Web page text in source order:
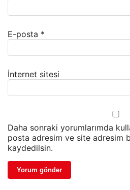
E-posta *
İnternet sitesi
Daha sonraki yorumlarımda
posta adresim ve site adresim
kaydedilsin.